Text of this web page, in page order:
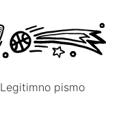
Legitimno pismo